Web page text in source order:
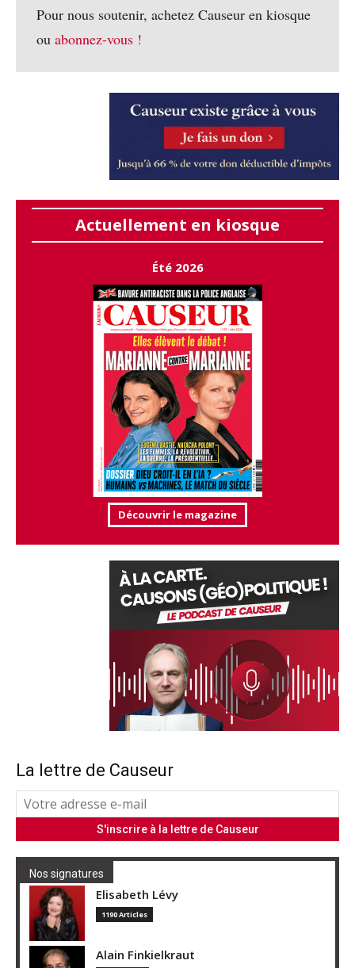
Pour nous soutenir, achetez Causeur en kiosque
ou abonnez-vous !
Actuellement en kiosque
Été 2026
Découvrir le magazine
La lettre de Causeur
Nos signatures
Elisabeth Lévy
1190 Articles
Alain Finkielkraut